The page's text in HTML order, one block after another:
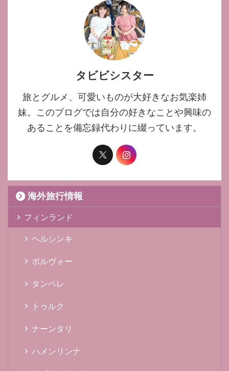
タビビシスター
旅とグルメ、可愛いものが大好きなお気楽姉
妹。このブログでは自分の好きなことや興味の
あることを備忘録代わりに綴っています。
海外旅行情報
フィンランド
ヘルシンキ
ポルヴォー
タンペレ
トゥルク
ナーンタリ
ハメンリンナ